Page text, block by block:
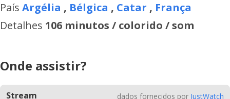
País Argélia , Bélgica , Catar , França
Detalhes 106 minutos / colorido / som
Onde assistir?
Stream dados fornecidos por JustWatch